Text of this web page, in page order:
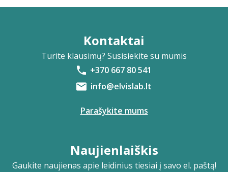
Kontaktai
Turite klausimų? Susisiekite su mumis
+370 667 80 541
info@elvislab.lt
Parašykite mums
Naujienlaiškis
Gaukite naujienas apie leidinius tiesiai į savo el. paštą!